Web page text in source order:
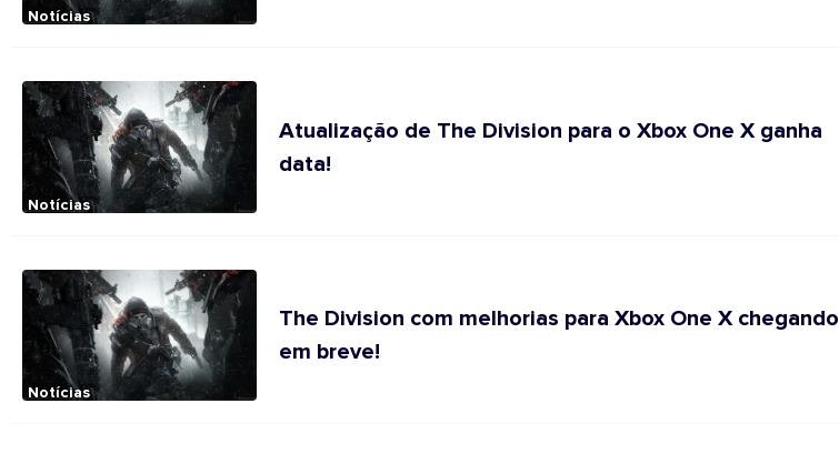
Notícias
Notícias
Atualização de The Division para o Xbox One X ganha
data!
Notícias
The Division com melhorias para Xbox One X chegando
em breve!